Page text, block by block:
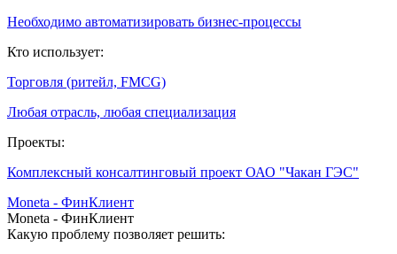
Необходимо автоматизировать бизнес-процессы
Кто использует:
Торговля (ритейл, FMCG)
Любая отрасль, любая специализация
Проекты:
Комплексный консалтинговый проект ОАО "Чакан ГЭС"
Moneta - ФинКлиент
Moneta - ФинКлиент
Какую проблему позволяет решить: